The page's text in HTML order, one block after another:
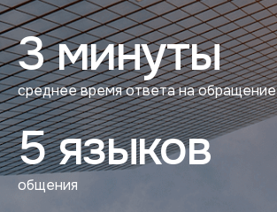
3 минуты
среднее время ответа на обращение
5 языков
общения